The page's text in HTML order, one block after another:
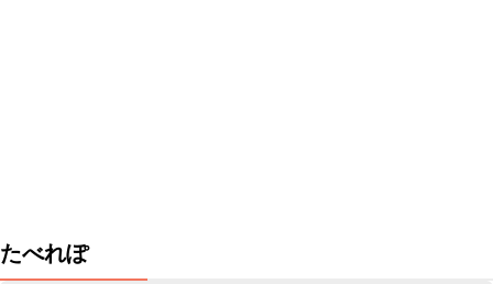
たべれぽ